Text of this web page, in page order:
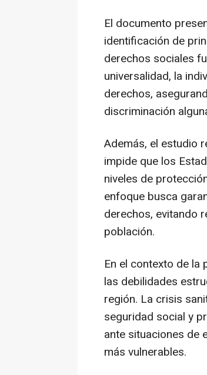
El documento
identificación de
derechos sociales
universalidad, la
derechos,
discriminación
Además, el estudio
impide que los
niveles de
enfoque busca
derechos, evitando
población.
En el contexto de la
las debilidades
región. La crisis
seguridad social y
ante situaciones de
más vulnerables.